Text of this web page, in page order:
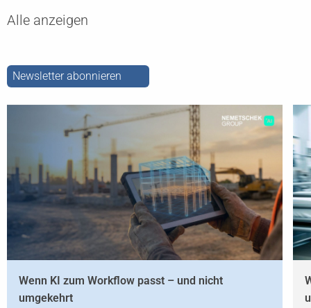
Alle anzeigen
Newsletter abonnieren
Wenn KI zum Workflow passt – und nicht
umgekehrt